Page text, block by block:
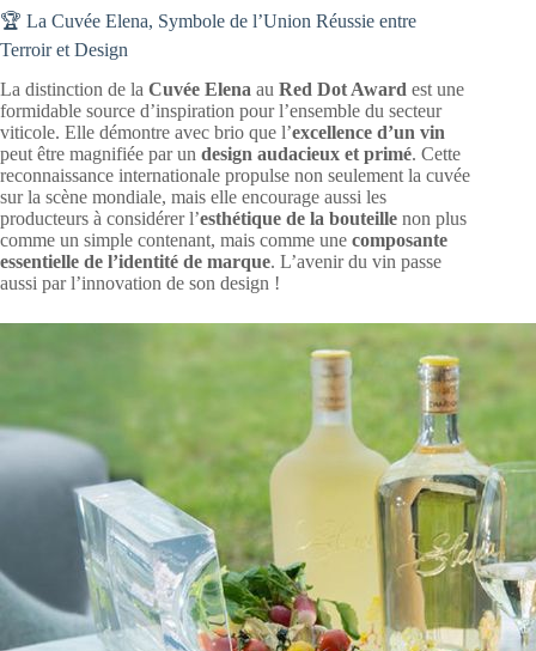
🏆 La Cuvée Elena, Symbole de l’Union Réussie entre
Terroir et Design
La distinction de la Cuvée Elena au Red Dot Award est une
formidable source d’inspiration pour l’ensemble du secteur
viticole. Elle démontre avec brio que l’excellence d’un vin
peut être magnifiée par un design audacieux et primé. Cette
reconnaissance internationale propulse non seulement la cuvée
sur la scène mondiale, mais elle encourage aussi les
producteurs à considérer l’esthétique de la bouteille non plus
comme un simple contenant, mais comme une composante
essentielle de l’identité de marque. L’avenir du vin passe
aussi par l’innovation de son design !